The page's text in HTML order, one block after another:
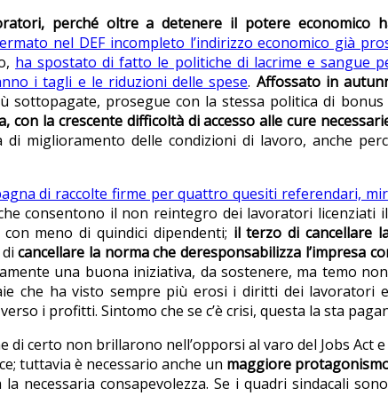
perché oltre a detenere il potere economico
nel DEF incompleto l’indirizzo economico già
ha spostato di fatto le politiche di lacrime e sangue
i tagli e le riduzioni delle spese. Affossato in
prosegue con la stessa politica di bonus
con la crescente difficoltà di accesso alle cure
miglioramento delle condizioni di lavoro, anche
di raccolte firme per quattro quesiti referendari,
consentono il non reintegro dei lavoratori licenziati
meno di quindici dipendenti; il terzo di cancellare
dicancellare la norma che deresponsabilizza l’impresa
una buona iniziativa, da sostenere, ma temo
che ha visto sempre più erosi i diritti dei lavoratori
i profitti. Sintomo che se c’è crisi, questa la sta
di certo non brillarono nell’opporsi al varo del Jobs
tuttavia è necessario anche un maggiore
necessaria consapevolezza. Se i quadri sindacali